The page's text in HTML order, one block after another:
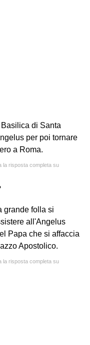
di Santa
per poi tornare
a Roma.
la risposta completa su
grande folla si
all'Angelus
Papa che si affaccia
Apostolico.
la risposta completa su